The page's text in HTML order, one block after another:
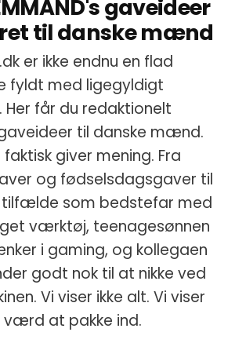
gaveideer
til danske mænd
er ikke endnu en flad
fyldt med ligegyldigt
Her får du redaktionelt
til danske mænd.
giver mening. Fra
og fødselsdagsgaver til
som bedstefar med
værktøj, teenagesønnen
i gaming, og kollegaen
godt nok til at nikke ved
Vi viser ikke alt. Vi viser
værd at pakke ind.